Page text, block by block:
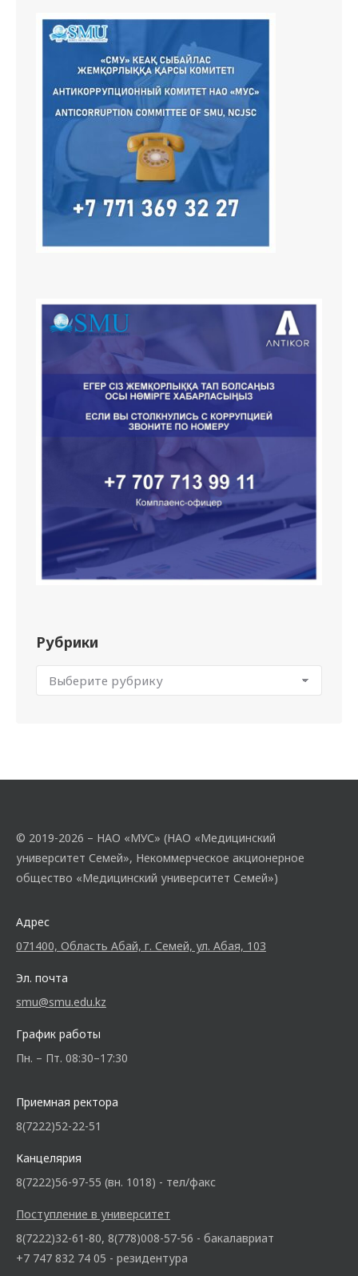
Рубрики
© 2019-2026 – НАО «МУС» (НАО «Медицинский
университет Семей», Некоммерческое акционерное
общество «Медицинский университет Семей»)
Адрес
071400, Область Абай, г. Семей, ул. Абая, 103
Эл. почта
smu@smu.edu.kz
График работы
Пн. – Пт. 08:30–17:30
Приемная ректора
8(7222)52-22-51
Канцелярия
8(7222)56-97-55 (вн. 1018) - тел/факс
Поступление в университет
8(7222)32-61-80, 8(778)008-57-56 - бакалавриат
+7 747 832 74 05 - резидентура